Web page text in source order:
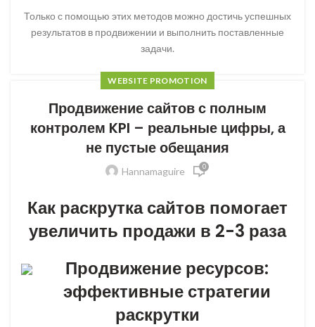
Только с помощью этих методов можно достичь успешных
результатов в продвижении и выполнить поставленные
задачи.
WEBSITE PROMOTION
Продвижение сайтов с полным
контролем KPI – реальные цифры, а
не пустые обещания
Hannamaguire 0
Как раскрутка сайтов помогает
увеличить продажи в 2-3 раза
Продвижение ресурсов:
эффективные стратегии
раскрутки